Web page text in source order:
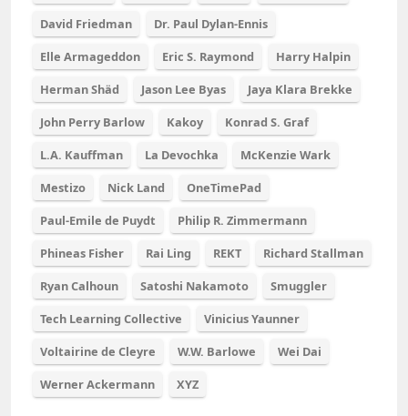
David Friedman
Dr. Paul Dylan-Ennis
Elle Armageddon
Eric S. Raymond
Harry Halpin
Herman Shäd
Jason Lee Byas
Jaya Klara Brekke
John Perry Barlow
Kakoy
Konrad S. Graf
L.A. Kauffman
La Devochka
McKenzie Wark
Mestizo
Nick Land
OneTimePad
Paul-Emile de Puydt
Philip R. Zimmermann
Phineas Fisher
Rai Ling REKT
Richard Stallman
Ryan Calhoun
Satoshi Nakamoto
Smuggler
Tech Learning Collective
Vinicius Yaunner
Voltairine de Cleyre
W.W. Barlowe
Wei Dai
Werner Ackermann
XYZ